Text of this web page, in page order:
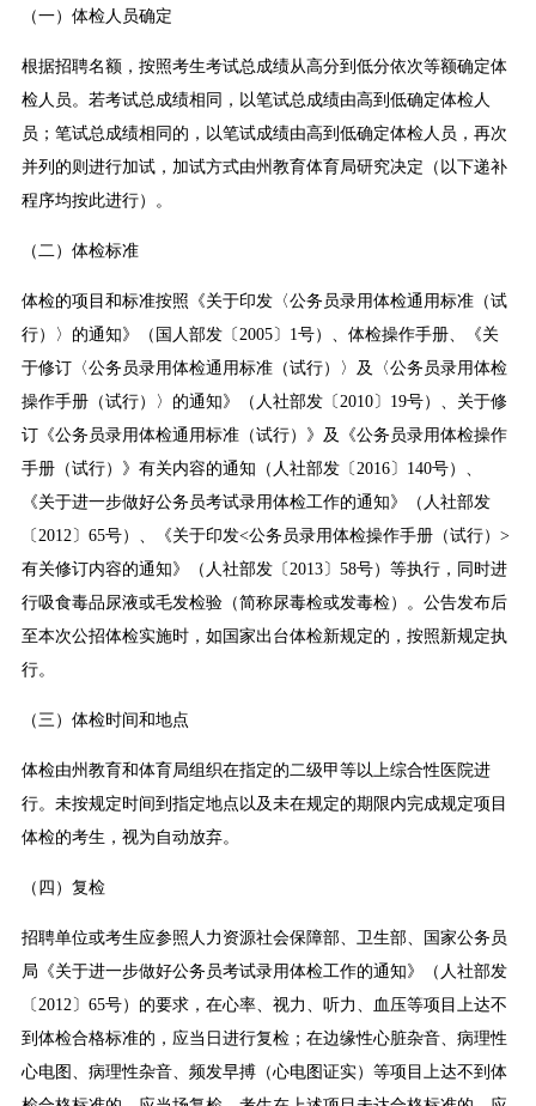
（一）体检人员确定
根据招聘名额，按照考生考试总成绩从高分到低分依次等额确定体
检人员。若考试总成绩相同，以笔试总成绩由高到低确定体检人
员；笔试总成绩相同的，以笔试成绩由高到低确定体检人员，再次
并列的则进行加试，加试方式由州教育体育局研究决定（以下递补
程序均按此进行）。
（二）体检标准
体检的项目和标准按照《关于印发〈公务员录用体检通用标准（试
行）〉的通知》（国人部发〔2005〕1号）、体检操作手册、《关
于修订〈公务员录用体检通用标准（试行）〉及〈公务员录用体检
操作手册（试行）〉的通知》（人社部发〔2010〕19号）、关于修
订《公务员录用体检通用标准（试行）》及《公务员录用体检操作
手册（试行）》有关内容的通知（人社部发〔2016〕140号）、
《关于进一步做好公务员考试录用体检工作的通知》（人社部发
〔2012〕65号）、《关于印发<公务员录用体检操作手册（试行）>
有关修订内容的通知》（人社部发〔2013〕58号）等执行，同时进
行吸食毒品尿液或毛发检验（简称尿毒检或发毒检）。公告发布后
至本次公招体检实施时，如国家出台体检新规定的，按照新规定执
行。
（三）体检时间和地点
体检由州教育和体育局组织在指定的二级甲等以上综合性医院进
行。未按规定时间到指定地点以及未在规定的期限内完成规定项目
体检的考生，视为自动放弃。
（四）复检
招聘单位或考生应参照人力资源社会保障部、卫生部、国家公务员
局《关于进一步做好公务员考试录用体检工作的通知》（人社部发
〔2012〕65号）的要求，在心率、视力、听力、血压等项目上达不
到体检合格标准的，应当日进行复检；在边缘性心脏杂音、病理性
心电图、病理性杂音、频发早搏（心电图证实）等项目上达不到体